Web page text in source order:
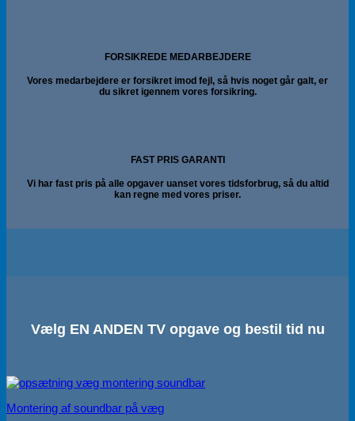
FORSIKREDE MEDARBEJDERE
Vores medarbejdere er forsikret imod fejl, så hvis noget går galt, er
du sikret igennem vores forsikring.
FAST PRIS GARANTI
Vi har fast pris på alle opgaver uanset vores tidsforbrug, så du altid
kan regne med vores priser.
Vælg EN ANDEN TV opgave og bestil tid nu
Montering af soundbar på væg